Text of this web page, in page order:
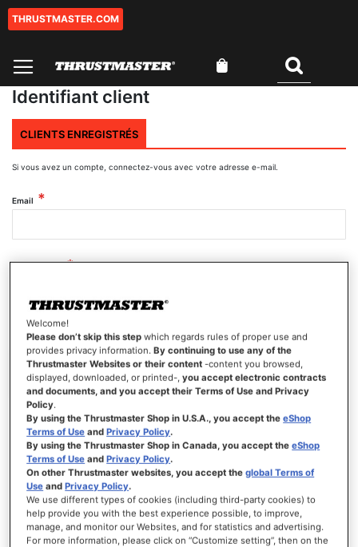
Aller
THRUSTMASTER.COM
Identifiant client
CLIENTS ENREGISTRÉS
Si vous avez un compte, connectez-vous avec votre adresse e-mail.
Email
Afficher le mot de passe
SE CONNECTER
Mot de passe oublié ?
NOUVEAUX CLIENTS
Welcome!
Please don’t skip this step which regards rules of proper use and
provides privacy information.By continuing to use any of the
Thrustmaster Websites or their content -content you browsed,
displayed, downloaded, or printed-,you accept electronic contracts
and documents, and you accept their Terms of Use and Privacy
Policy.
By using the Thrustmaster Shop in U.S.A., you accept theeShop
Terms of Use andPrivacy Policy.
By using the Thrustmaster Shop in Canada, you accept theeShop
Terms of Use andPrivacy Policy.
On other Thrustmaster websites, you accept theglobal Terms of
Use andPrivacy Policy.
We use different types of cookies (including third-party cookies) to
help provide you with the best experience possible, to improve,
manage, and monitor our Websites, and for statistics and advertising.
For more information, please click on “Customize setting”, then on the